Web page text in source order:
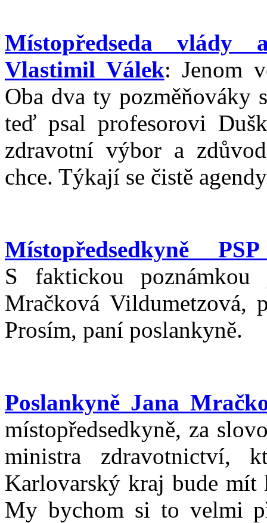
Místopředseda
Vlastimil Válek: Jenom
Oba dva ty pozměňováky
teď psal profesorovi
zdravotní výbor a
chce. Týkají se čistě
Místopředsedkyně
S faktickou poznámkou
Mračková Vildumetzová,
Prosím, paní poslankyně.
Poslankyně Jana
místopředsedkyně, za
ministra
Karlovarský kraj bude mít
My bychom si to velmi